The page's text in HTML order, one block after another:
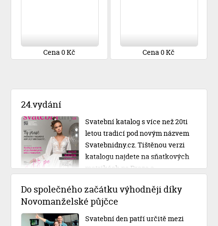
Cena 0 Kč Cena 0 Kč
24.vydání
Svatební katalog s více než 20ti
letou tradicí pod novým názvem
Svatebnidny.cz. Tištěnou verzi
katalogu najdete na sňatkových
matrikách po Praze a
Do společného začátku výhodněji díky
Novomanželské půjčce
Svatební den patří určitě mezi